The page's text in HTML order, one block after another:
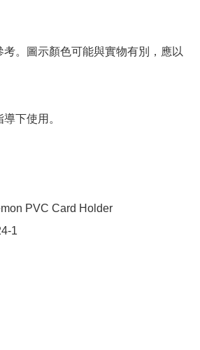
。圖示顏色可能與實物有別，應以
下使用。
PVC Card Holder
1